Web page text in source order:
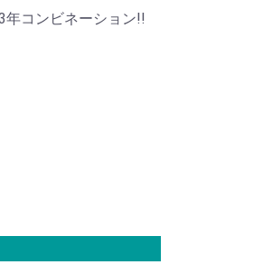
年コンビネーション!!